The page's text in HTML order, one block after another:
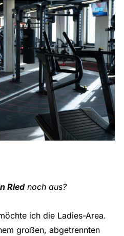
Riednoch aus?
ich die Ladies-Area.
großen, abgetrennten